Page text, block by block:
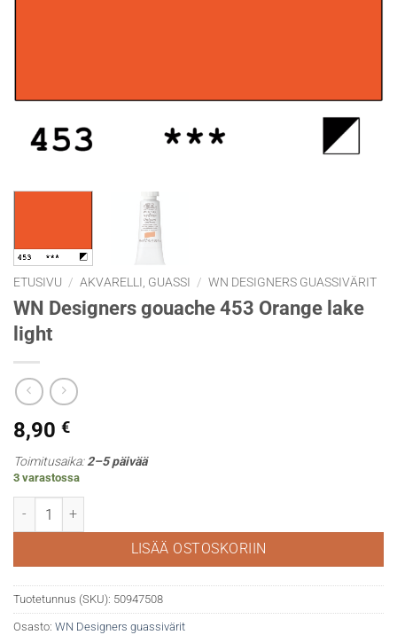
ETUSIVU / AKVARELLI, GUASSI / WN DESIGNERS GUASSIVÄRIT
WN Designers gouache 453 Orange lake
light
8,90 €
Toimitusaika:2–5 päivää
3 varastossa
WN Designers gouache 453 Orange lake light määrä
LISÄÄ OSTOSKORIIN
Tuotetunnus (SKU): 50947508
Osasto: WN Designers guassivärit